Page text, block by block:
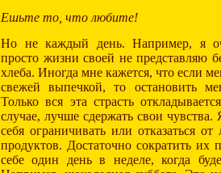
Ешьте то, что любите!
Но не каждый день. Например, я
просто жизни своей не представляю
хлеба. Иногда мне кажется, что если
свежей выпечкой, то остановить
Только вся эта страсть
случае, лучше сдержать свои
себя ограничивать или отказаться
продуктов. Достаточно сократить их
себе один день в неделе, когда